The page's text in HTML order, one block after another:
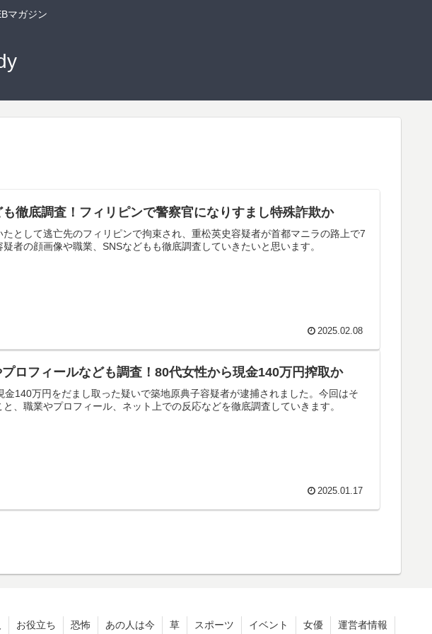
マガジン
徹底調査！フィリピンで警察官になりすまし特殊詐欺か
として逃亡先のフィリピンで拘束され、重松英史容疑者が首都マニラの路上で7
者の顔画像や職業、SNSなどもも徹底調査していきたいと思います。
2025.02.08
ロフィールなども調査！80代女性から現金140万円搾取か
140万円をだまし取った疑いで築地原典子容疑者が逮捕されました。今回はそ
、職業やプロフィール、ネット上での反応などを徹底調査していきます。
2025.01.17
お役立ち 恐怖 あの人は今 草 スポーツ イベント 女優 運営者情報